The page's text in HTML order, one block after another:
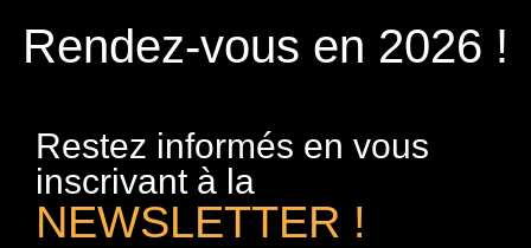
Rendez-vous en 2026 !
Restez informés en vous
inscrivant à la
NEWSLETTER !